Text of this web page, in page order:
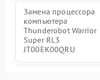
Замена процессора
компьютера
Thunderobot Warrior
Super RL3
JT00EK00QRU